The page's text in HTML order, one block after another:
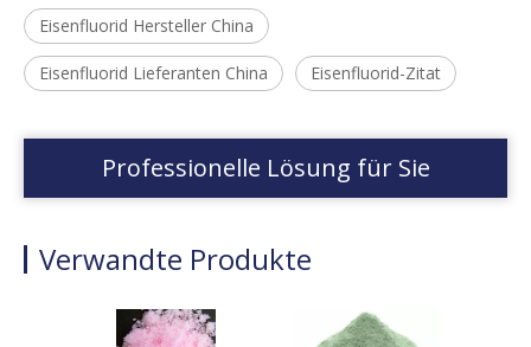
Eisenfluorid Hersteller China
Eisenfluorid Lieferanten China Eisenfluorid-Zitat
Professionelle Lösung für Sie
Verwandte Produkte